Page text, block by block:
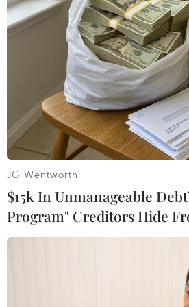
lượng người lao động, doanh
xuyên để đề ra mục tiêu
thống công đoàn cơ sở vững
[Video] Hiệp đinh CPTPP
lực với Việt Nam từ 14/1
Bà Trương Thị Mai tin tưởng
Việt Nam sẽ tiếp tục hoàn
vụ được Đảng và người lao
Hội nghị đã tiến hành kiểm
Đoàn Chủ tịch Tổng Liên
Nam; kiểm điểm cá nhân các
Việt Nam; kiểm điểm cá
Chủ tịch Tổng Liên đoàn Lao
JG Wentworth
$15k In Unmanageable
Program" Creditors Hide